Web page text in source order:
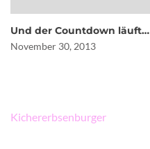
Und der Countdown läuft…
November 30, 2013
Beitragsnavigation
Kichererbsenburger